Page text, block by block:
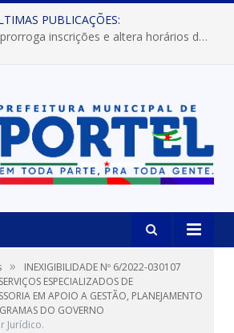
PUBLICAÇÕES:
Prefeitura de Portel prorroga inscrições e altera horários dos concursos “Musa” e “Miss Mix Verão 2026”
»
INEXIGIBILIDADE Nº 6/2022-030107
ESPECIALIZADOS DE
EM APOIO A GESTÃO, PLANEJAMENTO
DO GOVERNO
Jurídico.